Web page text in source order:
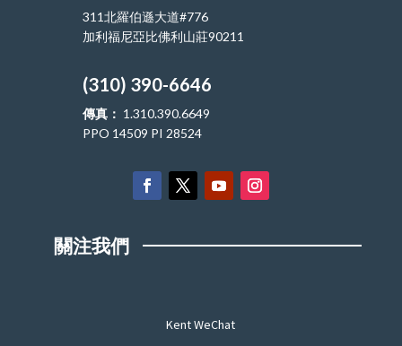
311北羅伯遜大道#776
加利福尼亞比佛利山莊90211
(310) 390-6646
傳真： 1.310.390.6649
PPO 14509 PI 28524
關注我們
Kent WeChat